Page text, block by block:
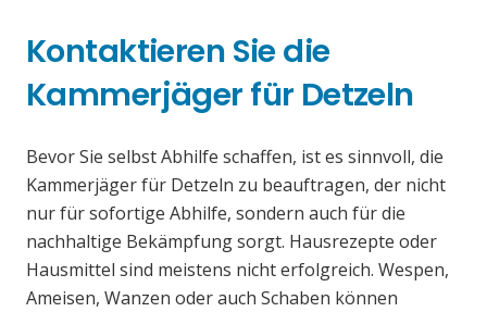
Kontaktieren Sie die
Kammerjäger für Detzeln
Bevor Sie selbst Abhilfe schaffen, ist es sinnvoll, die
Kammerjäger für Detzeln zu beauftragen, der nicht
nur für sofortige Abhilfe, sondern auch für die
nachhaltige Bekämpfung sorgt. Hausrezepte oder
Hausmittel sind meistens nicht erfolgreich. Wespen,
Ameisen, Wanzen oder auch Schaben können